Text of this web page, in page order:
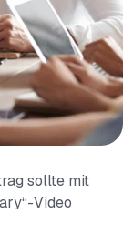
sollte mit
Video